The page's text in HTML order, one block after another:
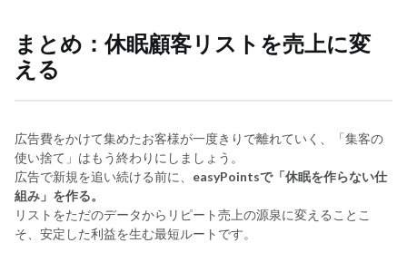
まとめ：休眠顧客リストを売上に変
える
広告費をかけて集めたお客様が一度きりで離れていく、「集客の
使い捨て」はもう終わりにしましょう。
広告で新規を追い続ける前に、 easyPointsで「休眠を作らない仕
組み」を作る。
リストをただのデータからリピート売上の源泉に変えることこ
そ、安定した利益を生む最短ルートです。